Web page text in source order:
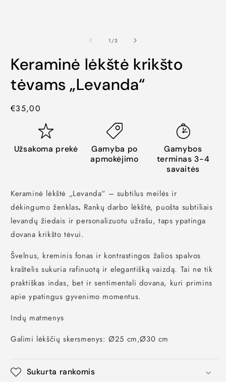
1 /3
Keraminė lėkštė krikšto
tėvams „Levanda“
Kaina
€35,00
Užsakoma prekė
Gamyba po
apmokėjimo
Gamybos
terminas 3-4
savaitės
Keraminė lėkštė „Levanda“ – subtilus meilės ir
dėkingumo ženklas. Rankų darbo lėkštė, puošta subtiliais
levandų žiedais ir personalizuotu užrašu, taps ypatinga
dovana krikšto tėvui.
Švelnus, kreminis fonas ir kontrastingos žalios spalvos
kraštelis sukuria rafinuotą ir elegantišką vaizdą. Tai ne tik
praktiškas indas, bet ir sentimentali dovana, kuri primins
apie ypatingus gyvenimo momentus.
Indų matmenys
Galimi lėkščių skersmenys: Ø25 cm,Ø30 cm
Sukurta rankomis